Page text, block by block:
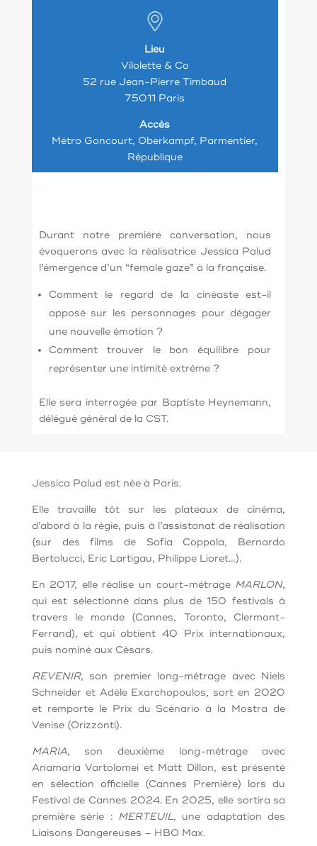
Lieu
Vilolette & Co
52 rue Jean-Pierre Timbaud
75011 Paris
Accès
Métro Goncourt, Oberkampf, Parmentier,
République
Durant notre première conversation, nous
évoquerons avec la réalisatrice Jessica Palud
l’émergence d’un “female gaze” à la française.
Comment le regard de la cinéaste est-il
apposé sur les personnages pour dégager
une nouvelle émotion ?
Comment trouver le bon équilibre pour
représenter une intimité extrême ?
Elle sera interrogée par Baptiste Heynemann,
délégué général de la CST.
Jessica Palud est née à Paris.
Elle travaille tôt sur les plateaux de cinéma,
d’abord à la régie, puis à l’assistanat de réalisation
(sur des films de Sofia Coppola, Bernardo
Bertolucci, Eric Lartigau, Philippe Lioret…).
En 2017, elle réalise un court-métrage MARLON,
qui est sélectionné dans plus de 150 festivals à
travers le monde (Cannes, Toronto, Clermont-
Ferrand), et qui obtient 40 Prix internationaux,
puis nominé aux Césars.
REVENIR, son premier long-métrage avec Niels
Schneider et Adèle Exarchopoulos, sort en 2020
et remporte le Prix du Scénario à la Mostra de
Venise (Orizzonti).
MARIA, son deuxième long-métrage avec
Anamaria Vartolomei et Matt Dillon, est présenté
en sélection officielle (Cannes Première) lors du
Festival de Cannes 2024. En 2025, elle sortira sa
première série : MERTEUIL, une adaptation des
Liaisons Dangereuses – HBO Max.